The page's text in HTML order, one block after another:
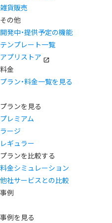
雑貨販売
その他
開発中・提供予定の機能
テンプレート一覧
アプリストア
料金
プラン・料金一覧を見る
プランを見る
プレミアム
ラージ
レギュラー
プランを比較する
料金シミュレーション
他社サービスとの比較
事例
事例を見る